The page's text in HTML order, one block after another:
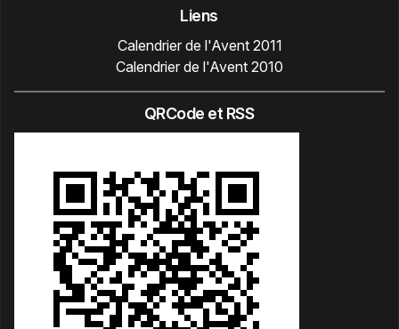
Liens
Calendrier de l'Avent 2011
Calendrier de l'Avent 2010
QRCode et RSS